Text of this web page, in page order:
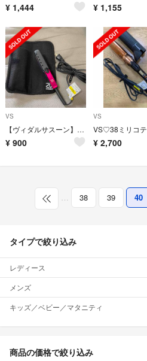
¥ 1,444 ¥ 1,155
VS
【ヴィダルサスーン】ミニストレートヘアアイロン
¥ 900
VS
VS♡38ミリコテ
¥ 2,700
… 38 39 40
タイプで絞り込み
レディース
メンズ
キッズ／ベビー／マタニティ
商品の価格で絞り込み